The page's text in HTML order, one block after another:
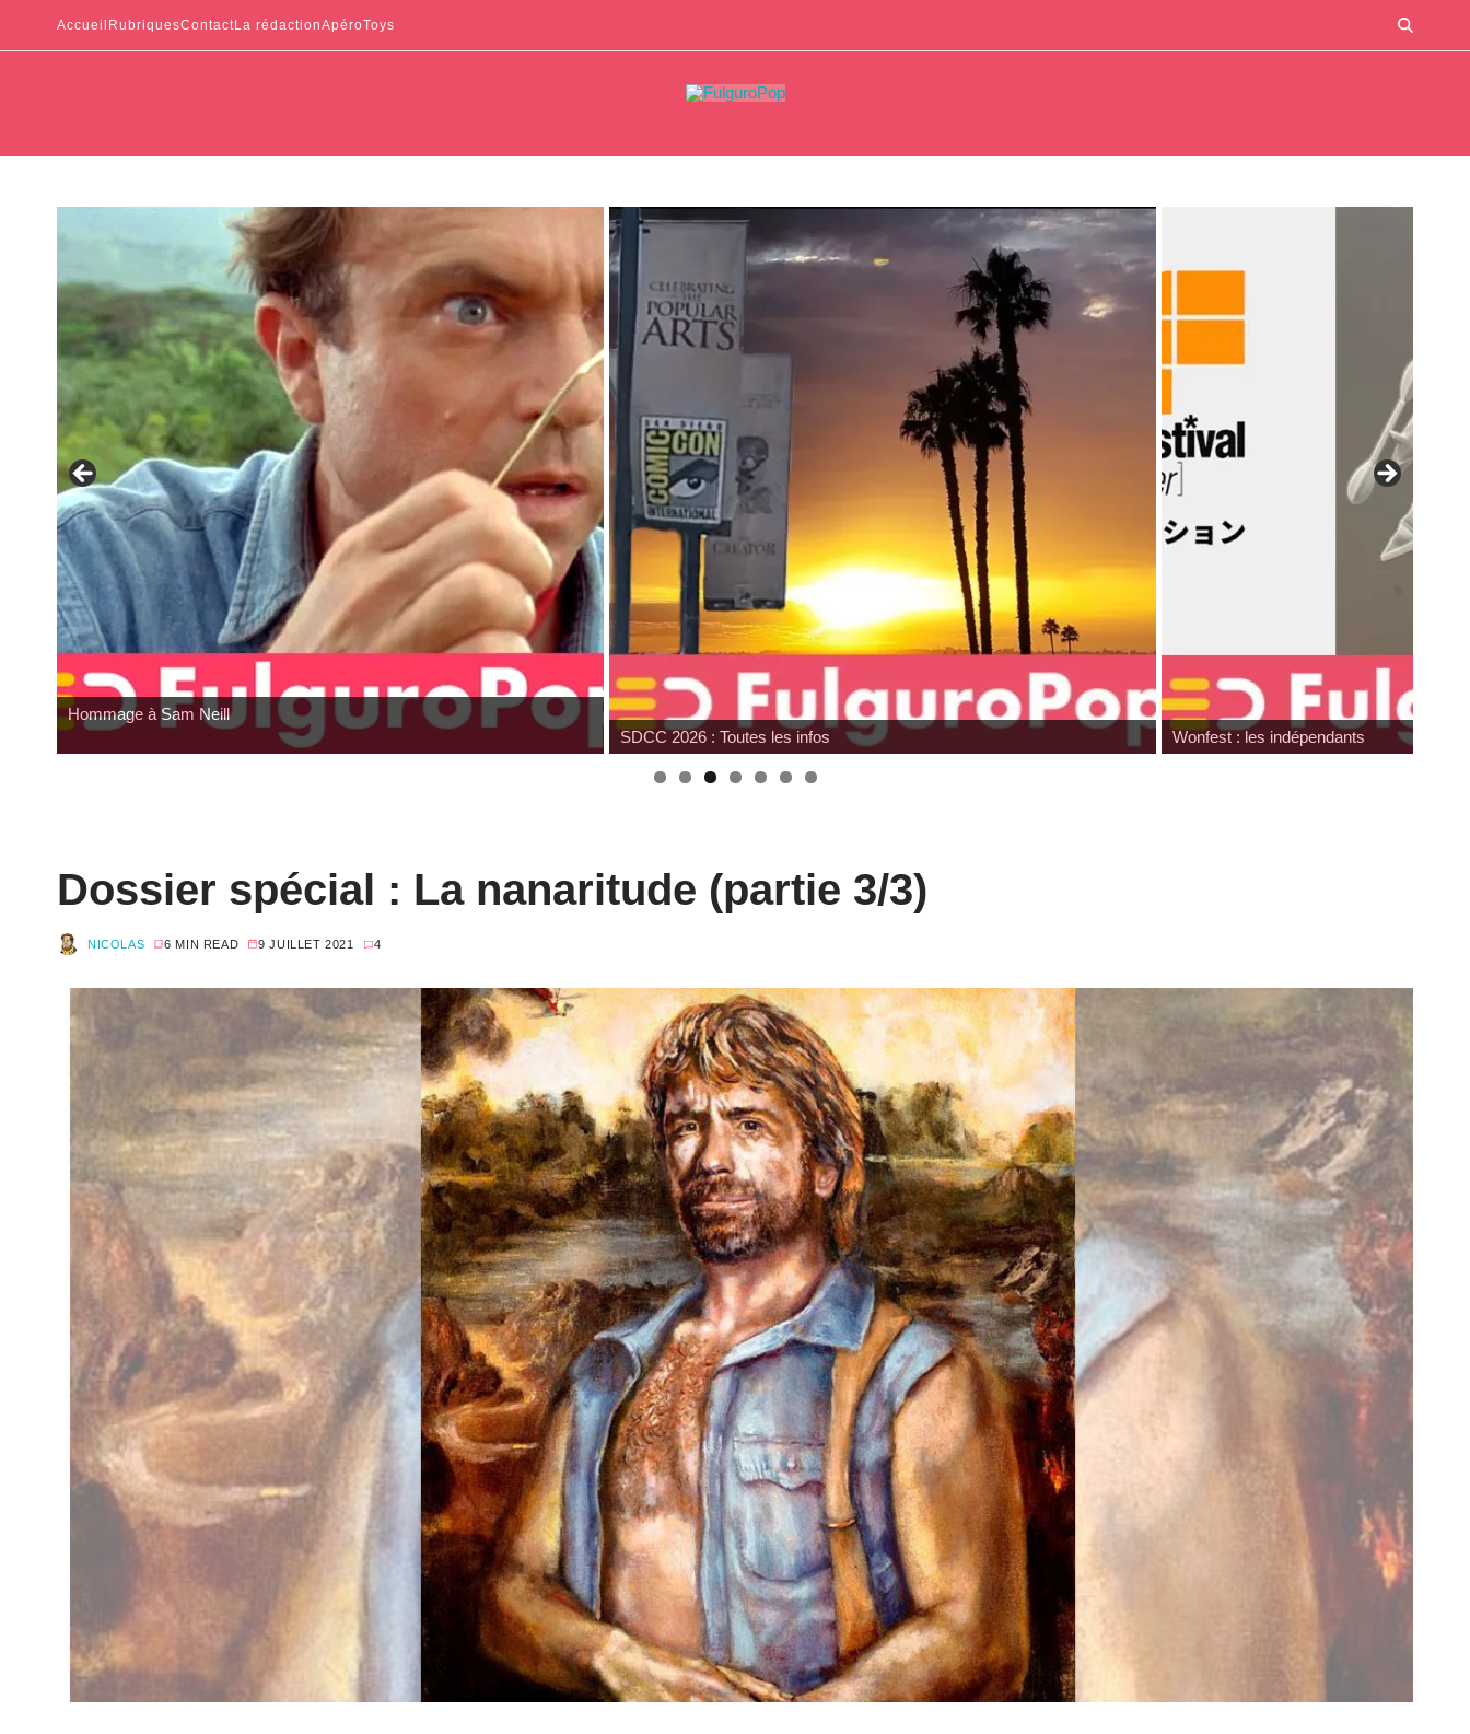
Accueil RubriquesContactLa rédactionApéroToys
Hommage à Sam Neill
SDCC 2026 : Toutes les infos
Wonfest : les indépendants
Dossier spécial : La nanaritude (partie 3/3)
NICOLAS 6 MIN READ 9 JUILLET 2021 4